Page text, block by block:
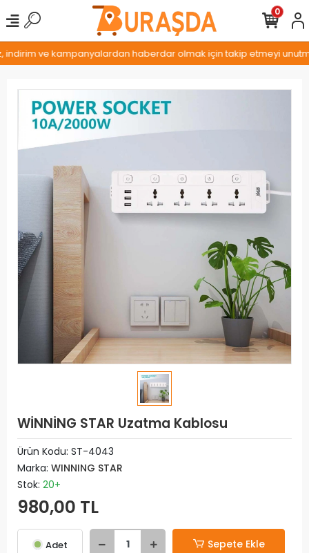
ve kampanyalardan haberdar olmak için takip etmeyi
0
WİNNİNG STAR Uzatma Kablosu
Ürün Kodu: ST-4043
Marka: WINNING STAR
Stok: 20+
980,00 TL
Adet Sepete Ekle